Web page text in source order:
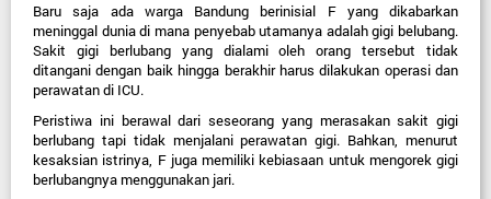
Baru saja ada warga Bandung berinisial F yang dikabarkan
meninggal dunia di mana penyebab utamanya adalah gigi belubang.
Sakit gigi berlubang yang dialami oleh orang tersebut tidak
ditangani dengan baik hingga berakhir harus dilakukan operasi dan
perawatan di ICU.
Peristiwa ini berawal dari seseorang yang merasakan sakit gigi
berlubang tapi tidak menjalani perawatan gigi. Bahkan, menurut
kesaksian istrinya, F juga memiliki kebiasaan untuk mengorek gigi
berlubangnya menggunakan jari.